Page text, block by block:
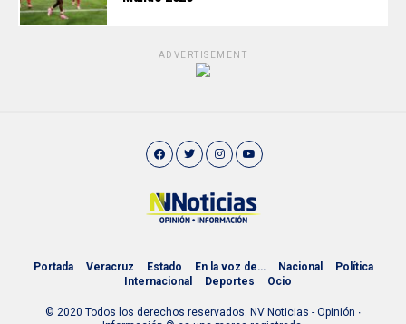
ADVERTISEMENT
Portada Veracruz Estado En la voz de… Nacional
Política
Internacional
Deportes Ocio
© 2020 Todos los derechos reservados. NV Noticias - Opinión ∙